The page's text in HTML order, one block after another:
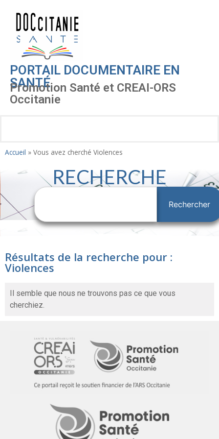
PORTAIL DOCUMENTAIRE EN
SANTÉ
Promotion Santé et CREAI-ORS
Occitanie
Accueil » Vous avez cherché Violences
RECHERCHE
Rechercher
Résultats de la recherche pour :
Violences
Il semble que nous ne trouvons pas ce que vous
cherchiez.